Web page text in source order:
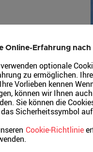
Online-Erfahrung
optionale
zu ermöglichen.
Vorlieben kennen
können wir Ihnen
Sie können die
Sicherheitssymbol
Cookie-Richtlinie